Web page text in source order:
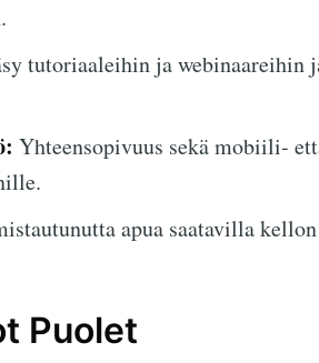
tutoriaaleihin ja
Yhteensopivuus sekä mobiili-
apua saatavilla
Puolet